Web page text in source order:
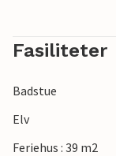
Fasiliteter
Badstue
Elv
Feriehus : 39 m2